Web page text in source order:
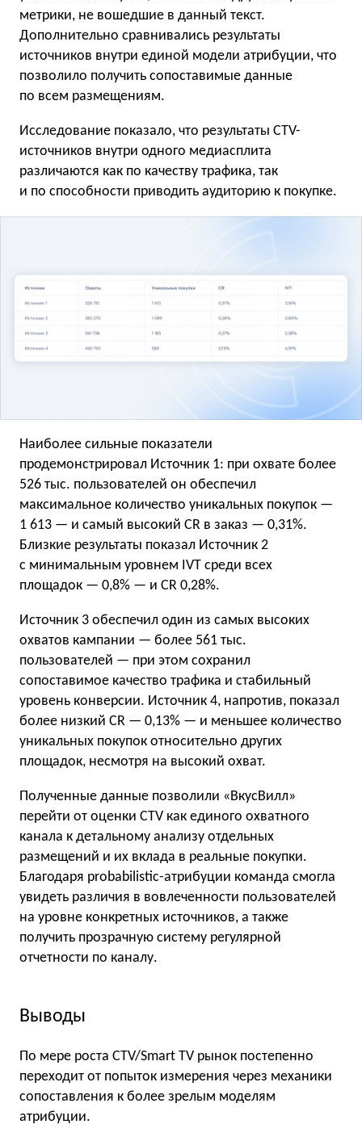
метрики, не вошедшие в данный текст.
Дополнительно сравнивались результаты
источников внутри единой модели атрибуции, что
позволило получить сопоставимые данные
по всем размещениям.
Исследование показало, что результаты CTV-
источников внутри одного медиасплита
различаются как по качеству трафика, так
и по способности приводить аудиторию к покупке.
Наиболее сильные показатели
продемонстрировал Источник 1: при охвате более
526 тыс. пользователей он обеспечил
максимальное количество уникальных покупок —
1 613 — и самый высокий CR в заказ — 0,31%.
Близкие результаты показал Источник 2
с минимальным уровнем IVT среди всех
площадок — 0,8% — и CR 0,28%.
Источник 3 обеспечил один из самых высоких
охватов кампании — более 561 тыс.
пользователей — при этом сохранил
сопоставимое качество трафика и стабильный
уровень конверсии. Источник 4, напротив, показал
более низкий CR — 0,13% — и меньшее количество
уникальных покупок относительно других
площадок, несмотря на высокий охват.
Полученные данные позволили «ВкусВилл»
перейти от оценки CTV как единого охватного
канала к детальному анализу отдельных
размещений и их вклада в реальные покупки.
Благодаря probabilistic-атрибуции команда смогла
увидеть различия в вовлеченности пользователей
на уровне конкретных источников, а также
получить прозрачную систему регулярной
отчетности по каналу.
Выводы
По мере роста CTV/Smart TV рынок постепенно
переходит от попыток измерения через механики
сопоставления к более зрелым моделям
атрибуции.